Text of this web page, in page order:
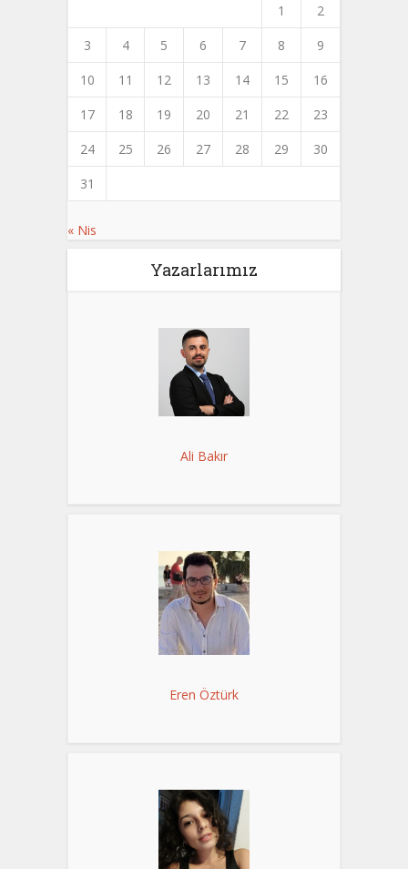
1
2
3
4 5 6 7 8
9
10
11 12 13 14 15
16
17
18 19 20 21 22
23
24
25 26 27 28 29
30
31
« Nis
Yazarlarımız
Ali Bakır
Eren Öztürk